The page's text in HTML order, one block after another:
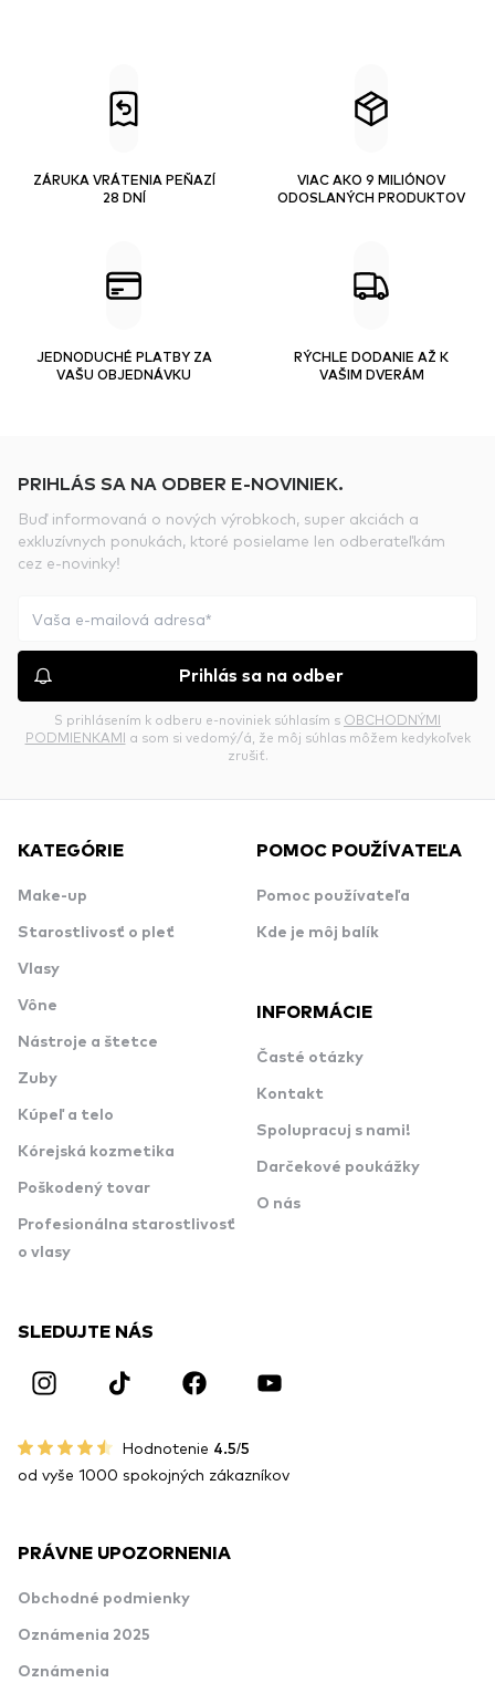
ZÁRUKA VRÁTENIA PEŇAZÍ
28 DNÍ
VIAC AKO 9 MILIÓNOV
ODOSLANÝCH PRODUKTOV
JEDNODUCHÉ PLATBY ZA
VAŠU OBJEDNÁVKU
RÝCHLE DODANIE AŽ K
VAŠIM DVERÁM
PRIHLÁS SA NA ODBER E-NOVINIEK.
Buď informovaná o nových výrobkoch, super akciách a
exkluzívnych ponukách, ktoré posielame len odberateľkám
cez e-novinky!
Prihlás sa na odber
S prihlásením k odberu e-noviniek súhlasím s OBCHODNÝMI
PODMIENKAMI a som si vedomý/á, že môj súhlas môžem kedykoľvek
zrušiť.
KATEGÓRIE
Make-up
Starostlivosť o pleť
Vlasy
Vône
Nástroje a štetce
Zuby
Kúpeľ a telo
Kórejská kozmetika
Poškodený tovar
Profesionálna starostlivosť
o vlasy
POMOC POUŽÍVATEĽA
Pomoc používateľa
Kde je môj balík
INFORMÁCIE
Časté otázky
Kontakt
Spolupracuj s nami!
Darčekové poukážky
O nás
SLEDUJTE NÁS
Hodnotenie 4.5/5
od vyše 1000 spokojných zákazníkov
PRÁVNE UPOZORNENIA
Obchodné podmienky
Oznámenia 2025
Oznámenia